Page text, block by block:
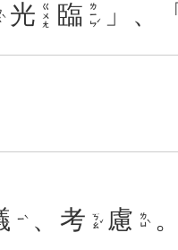
ˋ 光 ㄍㄨㄤ 臨 ㄌㄧㄣˊ 」、「
ㄧˋ 、 考 ㄎㄠˇ 慮 ㄌㄩˋ 。